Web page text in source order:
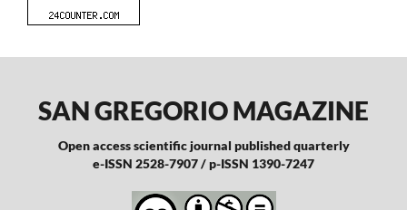
SAN GREGORIO MAGAZINE
Open access scientific journal published quarterly
e-ISSN 2528-7907 / p-ISSN 1390-7247